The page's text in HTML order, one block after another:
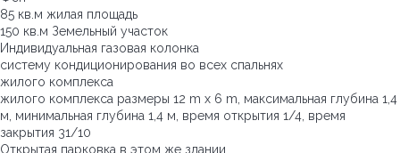
85 кв.м жилая площадь
150 кв.м Земельный участок
Индивидуальная газовая колонка
систему кондиционирования во всех спальнях
жилого комплекса
жилого комплекса размеры 12 m x 6 m, максимальная глубина 1,4
м, минимальная глубина 1,4 м, время открытия 1/4, время
закрытия 31/10
Открытая парковка в этом же здании